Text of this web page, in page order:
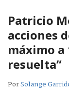
Patricio
acciones
máximo a
resuelta”
PorSolange